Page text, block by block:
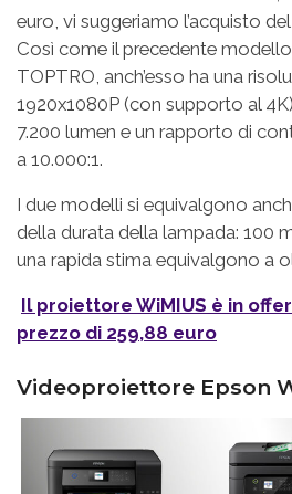
euro, vi suggeriamo l’acquisto del
Così come il precedente
TOPTRO, anch’esso ha una
1920x1080P (con supporto al
7.200 lumen e un rapporto di
a 10.000:1.
I due modelli si equivalgono
della durata della lampada: 100
una rapida stima equivalgono a
Il proiettore WiMIUS è in
prezzo di 259,88 euro
Videoproiettore Epson